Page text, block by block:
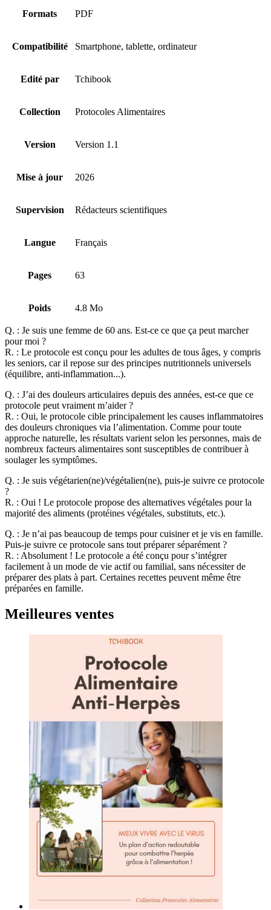
Formats PDF
Compatibilité Smartphone, tablette, ordinateur
Edité par Tchibook
Collection Protocoles Alimentaires
Version Version 1.1
Mise à jour 2026
Supervision Rédacteurs scientifiques
Langue Français
Pages 63
Poids 4.8 Mo
Q. : Je suis une femme de 60 ans. Est-ce ce que ça peut marcher
pour moi ?
R. : Le protocole est conçu pour les adultes de tous âges, y compris
les seniors, car il repose sur des principes nutritionnels universels
(équilibre, anti-inflammation...).
Q. : J’ai des douleurs articulaires depuis des années, est-ce que ce
protocole peut vraiment m’aider ?
R. : Oui, le protocole cible principalement les causes inflammatoires
des douleurs chroniques via l’alimentation. Comme pour toute
approche naturelle, les résultats varient selon les personnes, mais de
nombreux facteurs alimentaires sont susceptibles de contribuer à
soulager les symptômes.
Q. : Je suis végétarien(ne)/végétalien(ne), puis-je suivre ce protocole
?
R. : Oui ! Le protocole propose des alternatives végétales pour la
majorité des aliments (protéines végétales, substituts, etc.).
Q. : Je n’ai pas beaucoup de temps pour cuisiner et je vis en famille.
Puis-je suivre ce protocole sans tout préparer séparément ?
R. : Absolument ! Le protocole a été conçu pour s’intégrer
facilement à un mode de vie actif ou familial, sans nécessiter de
préparer des plats à part. Certaines recettes peuvent même être
préparées en famille.
Meilleures ventes